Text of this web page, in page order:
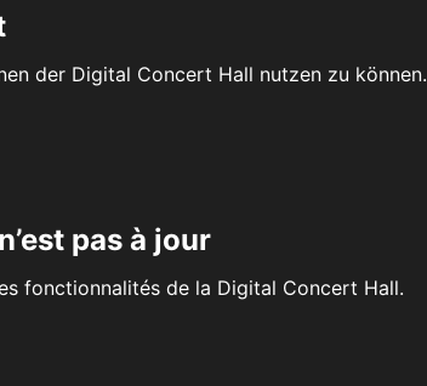
der Digital Concert Hall nutzen zu können.
pas à jour
fonctionnalités de la Digital Concert Hall.